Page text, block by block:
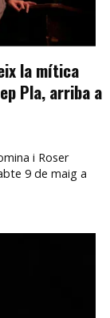
la mítica
Pla, arriba a
i Roser
9 de maig a